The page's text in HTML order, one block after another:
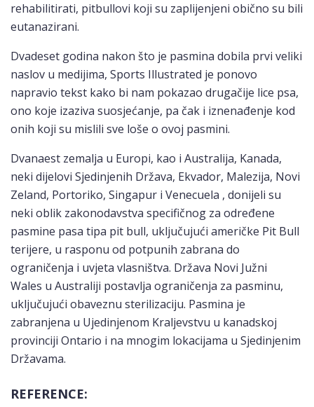
rehabilitirati, pitbullovi koji su zaplijenjeni obično su bili
eutanazirani.
Dvadeset godina nakon što je pasmina dobila prvi veliki
naslov u medijima, Sports Illustrated je ponovo
napravio tekst kako bi nam pokazao drugačije lice psa,
ono koje izaziva suosjećanje, pa čak i iznenađenje kod
onih koji su mislili sve loše o ovoj pasmini.
Dvanaest zemalja u Europi, kao i Australija, Kanada,
neki dijelovi Sjedinjenih Država, Ekvador, Malezija, Novi
Zeland, Portoriko, Singapur i Venecuela , donijeli su
neki oblik zakonodavstva specifičnog za određene
pasmine pasa tipa pit bull, uključujući američke Pit Bull
terijere, u rasponu od potpunih zabrana do
ograničenja i uvjeta vlasništva. Država Novi Južni
Wales u Australiji postavlja ograničenja za pasminu,
uključujući obaveznu sterilizaciju. Pasmina je
zabranjena u Ujedinjenom Kraljevstvu u kanadskoj
provinciji Ontario i na mnogim lokacijama u Sjedinjenim
Državama.
REFERENCE: